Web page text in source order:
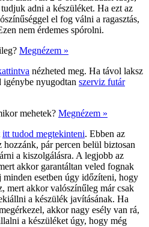
adni a készüléket. Ha ezt az
el fog válni a ragasztás,
nem érdemes spórolni.
Megnézem »
nézheted meg. Ha távol laksz
nyugodtan szerviz futár
mehetek? Megnézem »
itt tudod megtekinteni. Ebben az
pár percen belül biztosan
a kiszolgálásra. A legjobb az
akkor garantáltan veled fognak
esetben úgy időzíteni, hogy
mert akkor valószínűleg már csak
a készülék javításának. Ha
akkor nagy esély van rá,
a készüléket úgy, hogy még